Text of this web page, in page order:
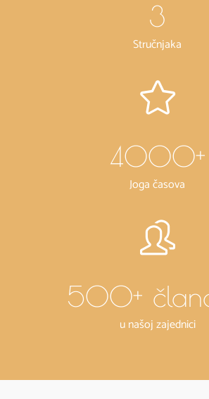
3
Stručnjaka
4000+
Joga časova
500+
u našoj zajednici